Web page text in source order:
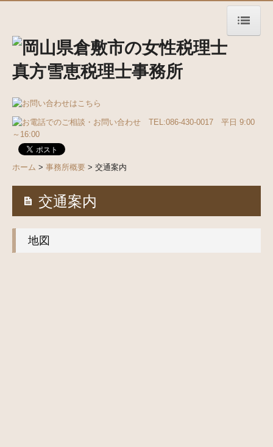
ホーム
事務所の特長
サービス案内
法人・個人事業者の皆様へ
個人のお客様
お役立ち情報
ホーム > 事務所概要 > 交通案内
交通案内
地図